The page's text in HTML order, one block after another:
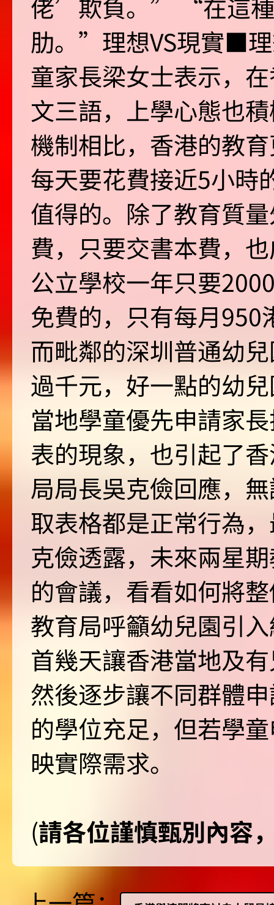
肋。”理想VS現實■
童家長梁女士表示，
文三語，上學心態也
機制相比，香港的教
每天要花費接近5小時
值得的。除了教育質
費，只要交書本費，
公立學校一年只要
免費的，只有每月950
而毗鄰的深圳普通幼
過千元，好一點的幼
當地學童優先申請家
表的現象，也引起了
局局長吳克儉回應，
取表格都是正常行為
克儉透露，未來兩星
的會議，看看如何將
教育局呼籲幼兒園引
首幾天讓香港當地及
然後逐步讓不同群體
的學位充足，但若學
映實際需求。
(請各位謹慎甄別內容